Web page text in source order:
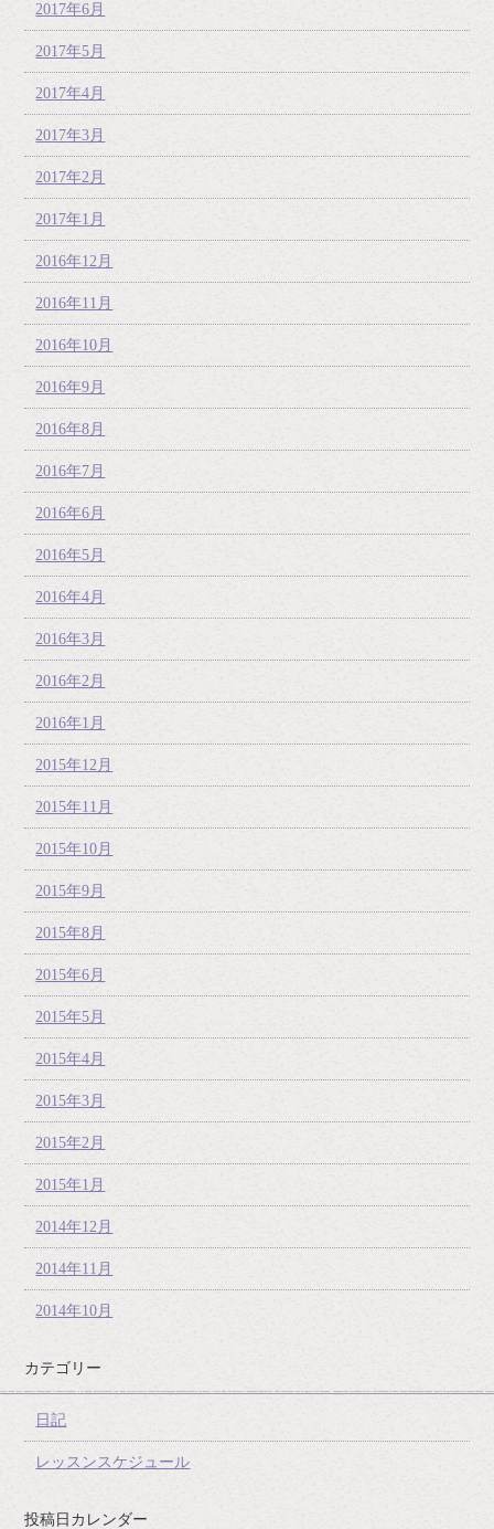
2017年6月
2017年5月
2017年4月
2017年3月
2017年2月
2017年1月
2016年12月
2016年11月
2016年10月
2016年9月
2016年8月
2016年7月
2016年6月
2016年5月
2016年4月
2016年3月
2016年2月
2016年1月
2015年12月
2015年11月
2015年10月
2015年9月
2015年8月
2015年6月
2015年5月
2015年4月
2015年3月
2015年2月
2015年1月
2014年12月
2014年11月
2014年10月
カテゴリー
日記
レッスンスケジュール
投稿日カレンダー